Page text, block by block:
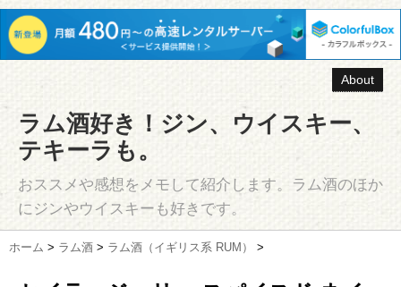
About
ラム酒好き！ジン、ウイスキー、
テキーラも。
おススメや感想をメモして紹介します。ラム酒のほか
にジンやウイスキーも好きです。
ホーム > ラム酒 > ラム酒（イギリス系 RUM） >